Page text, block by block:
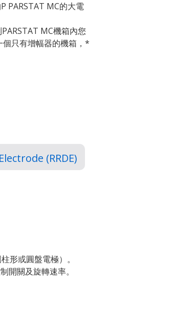
PARSTAT MC的大電
MC機箱內您
個只有增幅器的機箱，*
(RRDE)
形或圓盤電極）。
開關及旋轉速率。